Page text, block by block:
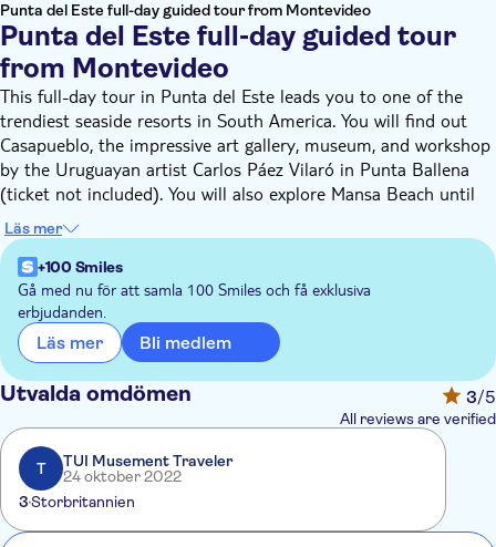
Punta del Este full-day guided tour from Montevideo
Punta del Este full-day guided tour
from Montevideo
This full-day tour in Punta del Este leads you to one of the
trendiest seaside resorts in South America. You will find out
Casapueblo, the impressive art gallery, museum, and workshop
by the Uruguayan artist Carlos Páez Vilaró in Punta Ballena
(ticket not included). You will also explore Mansa Beach until
arriving at the peninsula of Punta del Este with its yacht port
and wonderful marina atmosphere.
From Ocean Beach, you will see the Wolves Island and the
sculpture of The Hand, the most emblematic monument of
Punta del Este. A short tour around Piriapolis Beach, is also a
must from the top of San Antonio Mount you will feel
delighted at the picturesque sight of the hilly area surrounding
Piriapolis Beach. The way back is along an amazing green area
Läs mer
+100 Smiles
Gå med nu för att samla 100 Smiles och få exklusiva
erbjudanden.
Läs mer Bli medlem
Utvalda omdömen 3/5
All reviews are verified
T
TUI Musement Traveler
24 oktober 2022
3Storbritannien